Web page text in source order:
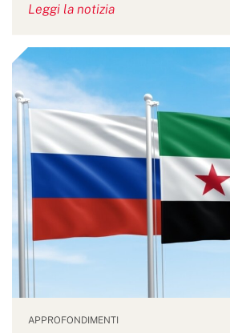
Leggi la notizia
APPROFONDIMENTI